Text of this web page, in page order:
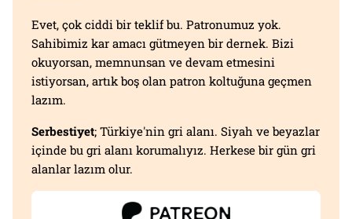
Evet, çok ciddi bir teklif bu. Patronumuz yok.
Sahibimiz kar amacı gütmeyen bir dernek. Bizi
okuyorsan, memnunsan ve devam etmesini
istiyorsan, artık boş olan patron koltuğuna geçmen
lazım.
Serbestiyet; Türkiye'nin gri alanı. Siyah ve beyazlar
içinde bu gri alanı korumalıyız. Herkese bir gün gri
alanlar lazım olur.